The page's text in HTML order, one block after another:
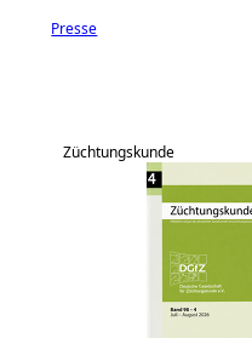
Presse
Züchtungskunde